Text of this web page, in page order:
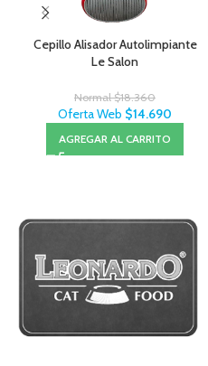
Cepillo Alisador Autolimpiante
Le Salon
Normal$18.360
Oferta Web $14.690
AGREGAR AL CARRITO